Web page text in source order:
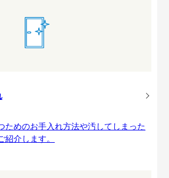
ためのお手入れ方法や汚してしまった
介します。